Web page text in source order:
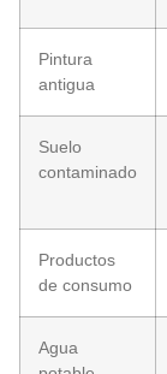
Pintura
antigua
Suelo
contaminado
Productos
de consumo
Agua